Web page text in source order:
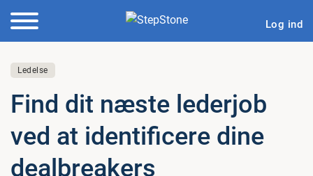
Log ind
Ledelse
Find dit næste lederjob
ved at iden­ti­fi­ce­re dine
de­al­bre­a­kers